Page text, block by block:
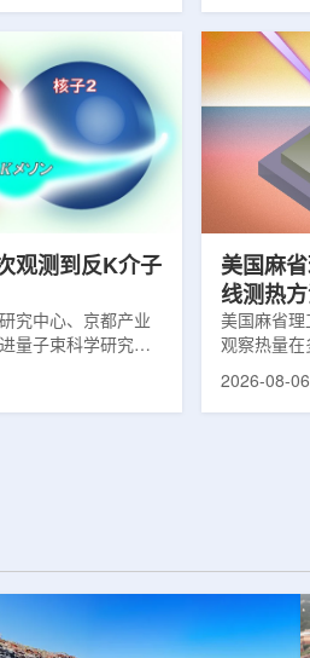
国、巴基斯坦、俄
和日本等国家和地
展交流。本届会议议
物理、凝聚态物理
物理前沿方向，同
物理、分子物理、
、生物材料和生物
。广泛的议程...
互作用识
力。
前已开始
结构元件
器组成：
探测器设
设施地下
用液氩时
观测到反K介子
究中心、京都产业
量子束科学研究中
大学、中国近代物
美国麻
线测热
构热传递
美国麻省理
观察热量在
可用于精确
2026-08-06